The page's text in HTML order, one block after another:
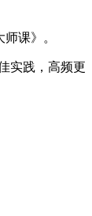
课》。
实践，高频更